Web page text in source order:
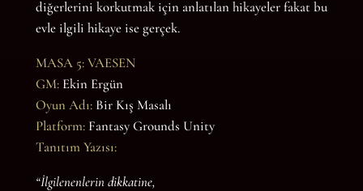
diğerlerini korkutmak için anlatılan hikayeler fakat bu
evle ilgili hikaye ise gerçek.
MASA 5: VAESEN
GM:Ekin Ergün
Oyun Adı:Bir Kış Masalı
Platform:Fantasy Grounds Unity
Tanıtım Yazısı:
“İlgilenenlerin dikkatine,